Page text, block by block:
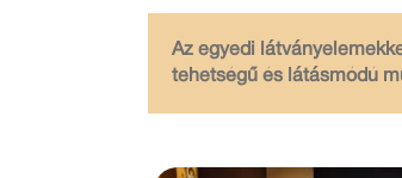
Az egyedi
tehetségű és látásmódú